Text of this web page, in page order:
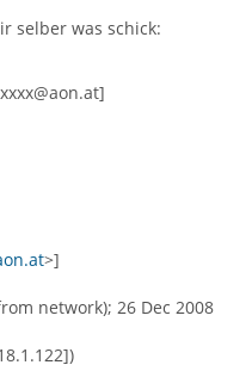
selber was schick:
>]
network); 26 Dec 2008